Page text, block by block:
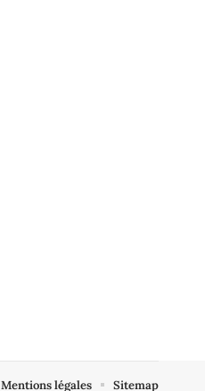
Mentions légales Sitemap